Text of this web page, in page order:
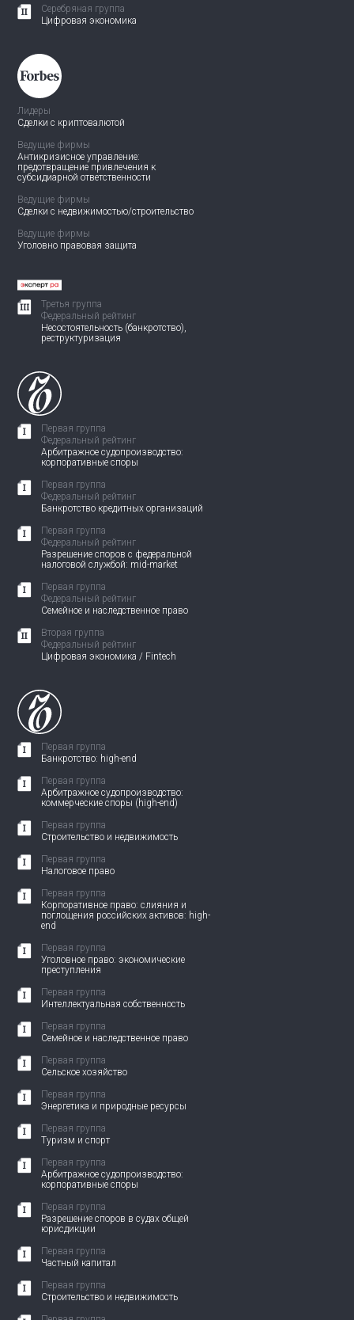
Серебряная группа
Цифровая экономика
Лидеры
Сделки с криптовалютой
Ведущие фирмы
Антикризисное управление:
предотвращение привлечения к
субсидиарной ответственности
Ведущие фирмы
Сделки с недвижимостью/строительство
Ведущие фирмы
Уголовно правовая защита
Третья группа
Федеральный рейтинг
Несостоятельность (банкротство),
реструктуризация
Первая группа
Федеральный рейтинг
Арбитражное судопроизводство:
корпоративные споры
Первая группа
Федеральный рейтинг
Банкротство кредитных организаций
Первая группа
Федеральный рейтинг
Разрешение споров с федеральной
налоговой службой: mid-market
Первая группа
Федеральный рейтинг
Семейное и наследственное право
Вторая группа
Федеральный рейтинг
Цифровая экономика / Fintech
Первая группа
Банкротство: high-end
Первая группа
Арбитражное судопроизводство:
коммерческие споры (high-end)
Первая группа
Строительство и недвижимость
Первая группа
Налоговое право
Первая группа
Корпоративное право: слияния и
поглощения российских активов: high-
end
Первая группа
Уголовное право: экономические
преступления
Первая группа
Интеллектуальная собственность
Первая группа
Семейное и наследственное право
Первая группа
Сельское хозяйство
Первая группа
Энергетика и природные ресурсы
Первая группа
Туризм и спорт
Первая группа
Арбитражное судопроизводство:
корпоративные споры
Первая группа
Разрешение споров в судах общей
юрисдикции
Первая группа
Частный капитал
Первая группа
Строительство и недвижимость